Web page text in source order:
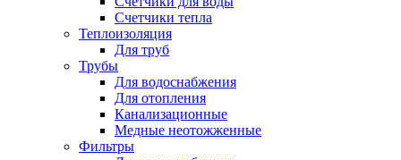
Счетчики тепла
Теплоизоляция
Для труб
Трубы
Для водоснабжения
Для отопления
Канализационные
Медные неотожженные
Фильтры